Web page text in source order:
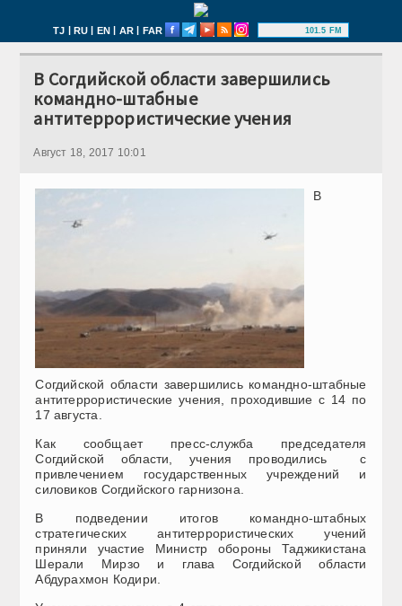
TJ | RU | EN | AR | FAR 101.5 FM
В Согдийской области завершились
командно-штабные
антитеррористические учения
Август 18, 2017 10:01
В
Согдийской области завершились командно-штабные
антитеррористические учения, проходившие с 14 по
17 августа.
Как сообщает пресс-служба председателя
Согдийской области, учения проводились с
привлечением государственных учреждений и
силовиков Согдийского гарнизона.
В подведении итогов командно-штабных
стратегических антитеррористических учений
приняли участие Министр обороны Таджикистана
Шерали Мирзо и глава Согдийской области
Абдурахмон Кодири.